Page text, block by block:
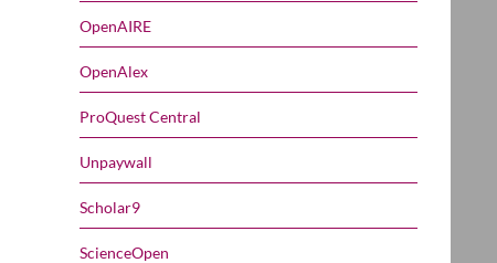
OpenAIRE
OpenAlex
ProQuest Central
Unpaywall
Scholar9
ScienceOpen